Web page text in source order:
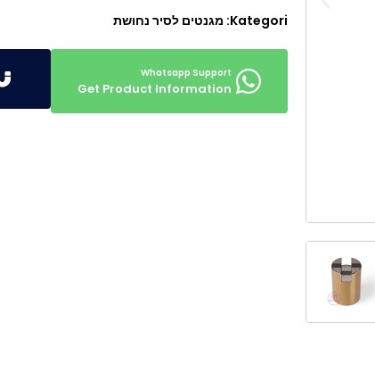
Kategori: מגנטים לסיר נחושת
Get Product Information